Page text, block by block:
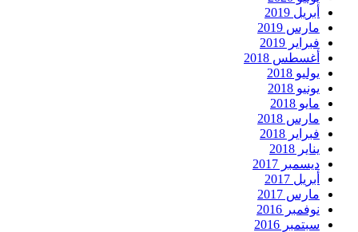
أبريل 2019
مارس 2019
فبراير 2019
أغسطس 2018
يوليو 2018
يونيو 2018
مايو 2018
مارس 2018
فبراير 2018
يناير 2018
ديسمبر 2017
أبريل 2017
مارس 2017
نوفمبر 2016
سبتمبر 2016